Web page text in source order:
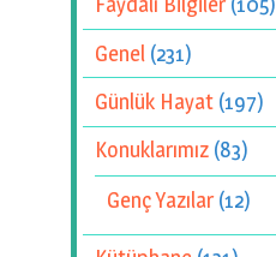
Genel (231)
Günlük Hayat (197)
Konuklarımız (83)
Genç Yazılar(12)